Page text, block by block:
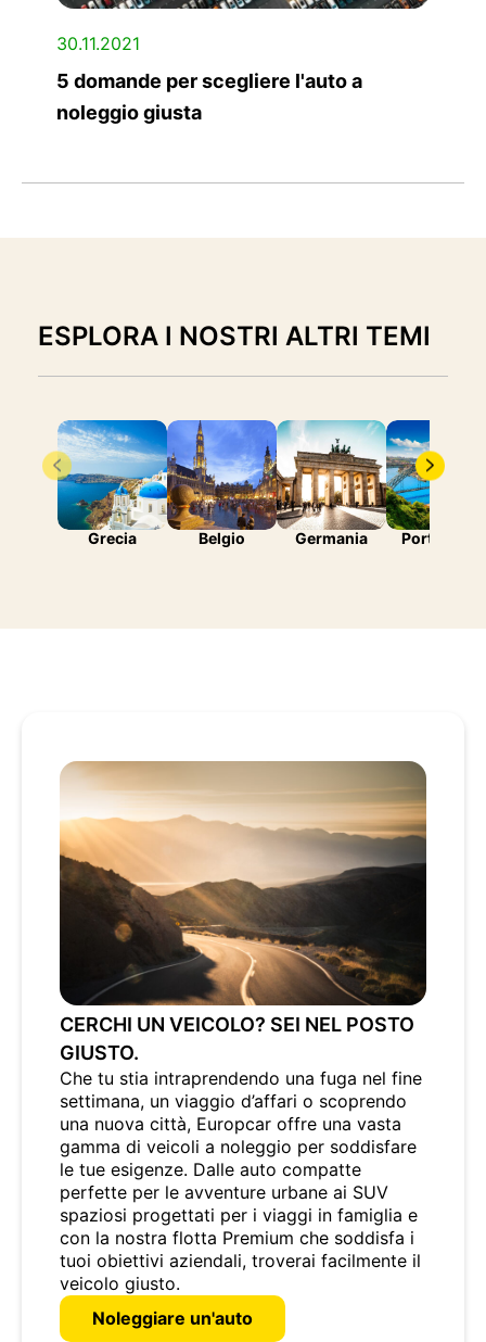
30.11.2021
5 domande per scegliere l'auto a
noleggio giusta
ESPLORA I NOSTRI ALTRI TEMI
Grecia Belgio Germania Portogallo
CERCHI UN VEICOLO? SEI NEL POSTO
GIUSTO.
Che tu stia intraprendendo una fuga nel fine
settimana, un viaggio d’affari o scoprendo
una nuova città, Europcar offre una vasta
gamma di veicoli a noleggio per soddisfare
le tue esigenze. Dalle auto compatte
perfette per le avventure urbane ai SUV
spaziosi progettati per i viaggi in famiglia e
con la nostra flotta Premium che soddisfa i
tuoi obiettivi aziendali, troverai facilmente il
veicolo giusto.
Noleggiare un'auto